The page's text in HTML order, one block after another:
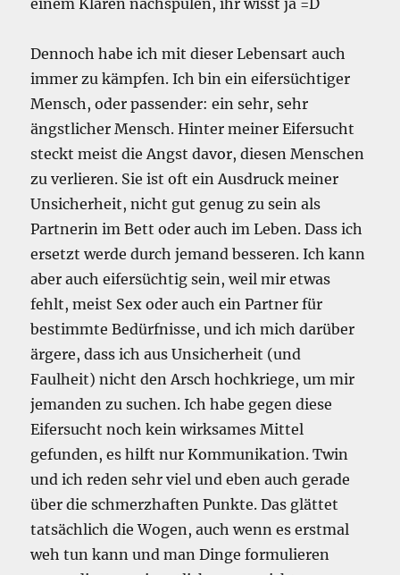
einem Klaren nachspülen, ihr wisst ja =D
Dennoch habe ich mit dieser Lebensart auch
immer zu kämpfen. Ich bin ein eifersüchtiger
Mensch, oder passender: ein sehr, sehr
ängstlicher Mensch. Hinter meiner Eifersucht
steckt meist die Angst davor, diesen Menschen
zu verlieren. Sie ist oft ein Ausdruck meiner
Unsicherheit, nicht gut genug zu sein als
Partnerin im Bett oder auch im Leben. Dass ich
ersetzt werde durch jemand besseren. Ich kann
aber auch eifersüchtig sein, weil mir etwas
fehlt, meist Sex oder auch ein Partner für
bestimmte Bedürfnisse, und ich mich darüber
ärgere, dass ich aus Unsicherheit (und
Faulheit) nicht den Arsch hochkriege, um mir
jemanden zu suchen. Ich habe gegen diese
Eifersucht noch kein wirksames Mittel
gefunden, es hilft nur Kommunikation. Twin
und ich reden sehr viel und eben auch gerade
über die schmerzhaften Punkte. Das glättet
tatsächlich die Wogen, auch wenn es erstmal
weh tun kann und man Dinge formulieren